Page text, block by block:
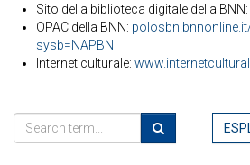
Sito della biblioteca digitale della BNN:
OPAC della BNN:
sysb=NAPBN
Internet culturale: